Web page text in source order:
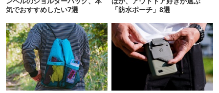
気でおすすめしたい7選
「防水ポーチ」8選